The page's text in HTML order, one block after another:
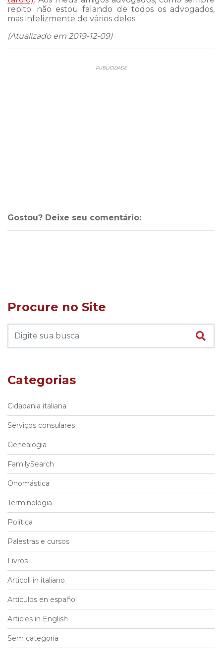
repito: não estou falando de todos os advogados,
mas infelizmente de vários deles.
(Atualizado em 2019-12-09)
PUBLICIDADE
Gostou? Deixe seu comentário:
Procure no Site
Categorias
Cidadania italiana
Serviços consulares
Genealogia
FamilySearch
Onomástica
Terminologia
Política
Palestras e cursos
Livros
Articoli in italiano
Artículos en español
Articles in English
Sem categoria